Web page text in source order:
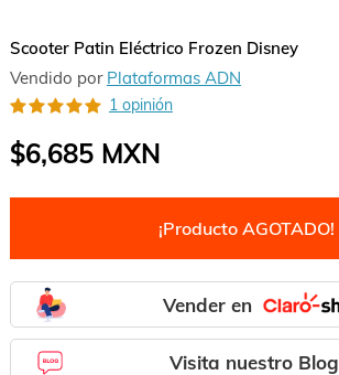
Scooter Patin Eléctrico Frozen Disney
Vendido por Plataformas ADN
1 opinión
$6,685MXN
¡Producto AGOTADO!
Vender en
Visita nuestro Blog